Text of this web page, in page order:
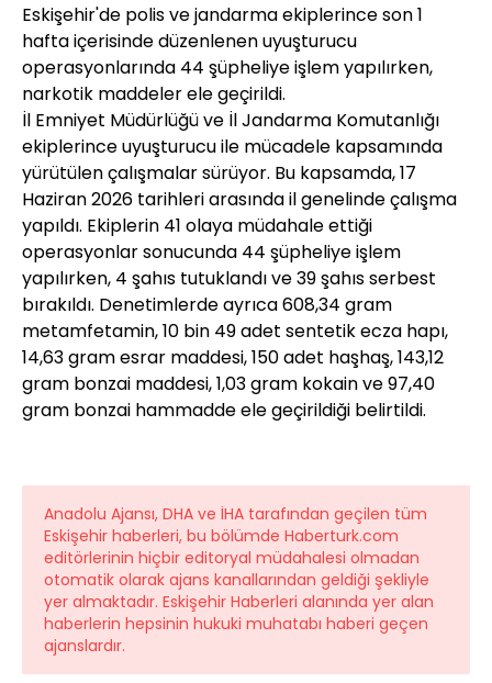
Eskişehir'de polis ve jandarma ekiplerince son 1
hafta içerisinde düzenlenen uyuşturucu
operasyonlarında 44 şüpheliye işlem yapılırken,
narkotik maddeler ele geçirildi.
İl Emniyet Müdürlüğü ve İl Jandarma Komutanlığı
ekiplerince uyuşturucu ile mücadele kapsamında
yürütülen çalışmalar sürüyor. Bu kapsamda, 17
Haziran 2026 tarihleri arasında il genelinde çalışma
yapıldı. Ekiplerin 41 olaya müdahale ettiği
operasyonlar sonucunda 44 şüpheliye işlem
yapılırken, 4 şahıs tutuklandı ve 39 şahıs serbest
bırakıldı. Denetimlerde ayrıca 608,34 gram
metamfetamin, 10 bin 49 adet sentetik ecza hapı,
14,63 gram esrar maddesi, 150 adet haşhaş, 143,12
gram bonzai maddesi, 1,03 gram kokain ve 97,40
gram bonzai hammadde ele geçirildiği belirtildi.
Anadolu Ajansı, DHA ve İHA tarafından geçilen tüm
Eskişehir haberleri, bu bölümde Haberturk.com
editörlerinin hiçbir editoryal müdahalesi olmadan
otomatik olarak ajans kanallarından geldiği şekliyle
yer almaktadır. Eskişehir Haberleri alanında yer alan
haberlerin hepsinin hukuki muhatabı haberi geçen
ajanslardır.